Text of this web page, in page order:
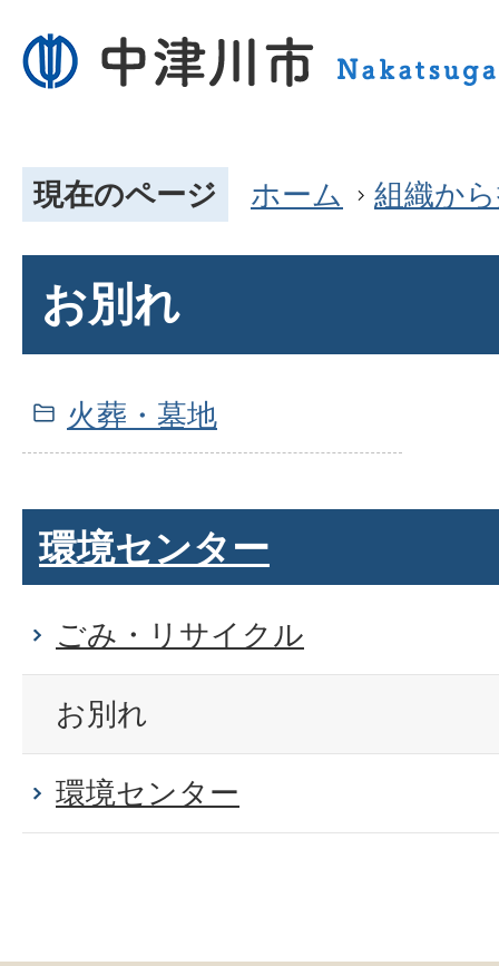
現在のページ ホーム 組織か
お別れ
火葬・墓地
環境センター
ごみ・リサイクル
お別れ
環境センター